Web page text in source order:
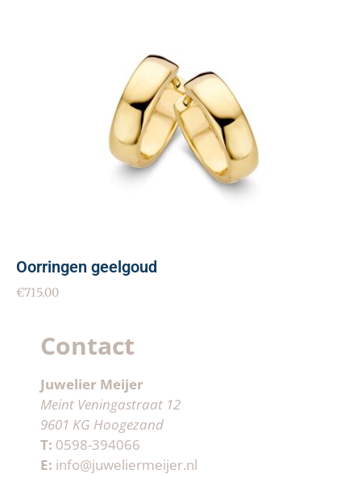
Oorringen geelgoud
€715.00
Contact
Juwelier Meijer
Meint Veningastraat 12
9601 KG Hoogezand
T: 0598-394066
E: info@juweliermeijer.nl